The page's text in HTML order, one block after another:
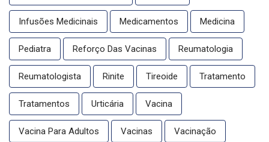
Infusões Medicinais Medicamentos Medicina
Pediatra Reforço Das Vacinas Reumatologia
Reumatologista Rinite Tireoide Tratamento
Tratamentos Urticária Vacina
Vacina Para Adultos Vacinas Vacinação